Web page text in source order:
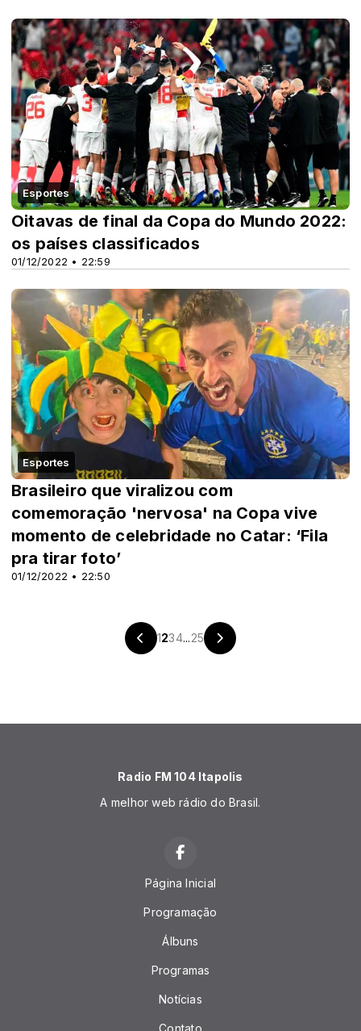
Esportes
01/12/2022 • 22:59
Oitavas de final da Copa do Mundo 2022:
os países classificados
Esportes
01/12/2022 • 22:50
Brasileiro que viralizou com
comemoração 'nervosa' na Copa vive
momento de celebridade no Catar: ‘Fila
pra tirar foto’
1234...25
Radio FM 104 Itapolis
A melhor web rádio do Brasil.
Página Inicial
Programação
Álbuns
Programas
Notícias
Contato